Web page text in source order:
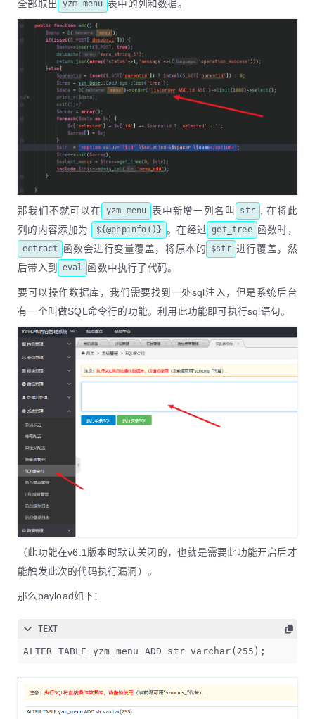
全部取出 yzm_menu 表中的列和数据。
那我们不就可以在 yzm_menu 表中新增一列名叫 str
, 在将此
列的内容添加为
${@phpinfo()} 。在经过 get_tree 函数时，
ectract 函数会进行变量覆盖，将原本的 $str 进行覆盖，然
后带入到
eval 函数中执行了代码。
要可以操作数据库，我们需要找到一处sql注入，但是系统后台
有一个叫做SQL命令行的功能。利用此功能即可执行sql语句。
（此功能在v6.1版本时默认关闭的，也就是需要此功能开启后才
能触发此次的代码执行漏洞）。
那么payload如下：
TEXT
ALTER TABLE yzm_menu ADD str varchar(255);